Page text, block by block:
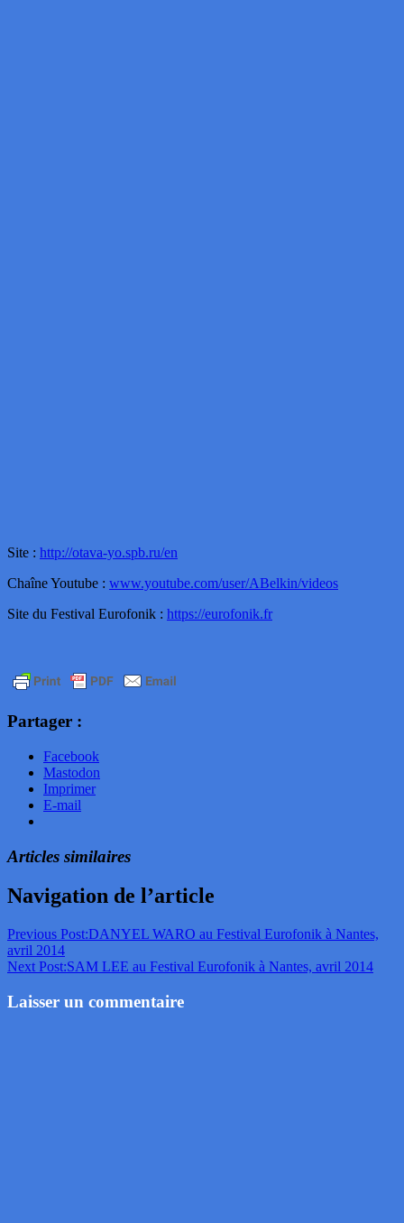
Site : http://otava-yo.spb.ru/en
Chaîne Youtube : www.youtube.com/user/ABelkin/videos
Site du Festival Eurofonik : https://eurofonik.fr
Partager :
Facebook
Mastodon
Imprimer
E-mail
Articles similaires
Navigation de l’article
Previous Post:DANYEL WARO au Festival Eurofonik à Nantes,
avril 2014
Next Post:SAM LEE au Festival Eurofonik à Nantes, avril 2014
Laisser un commentaire